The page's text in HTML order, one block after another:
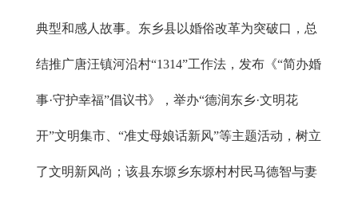
典型和感人故事。东乡县以婚俗改革为突破口，总
结推广唐汪镇河沿村“1314”工作法，发布《“简办婚
事·守护幸福”倡议书》，举办“德润东乡·文明花
开”文明集市、“准丈母娘话新风”等主题活动，树立
了文明新风尚；该县东塬乡东塬村村民马德智与妻